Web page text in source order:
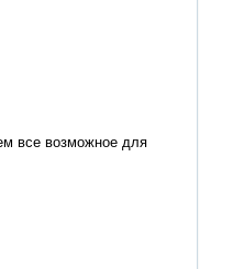
все возможное для